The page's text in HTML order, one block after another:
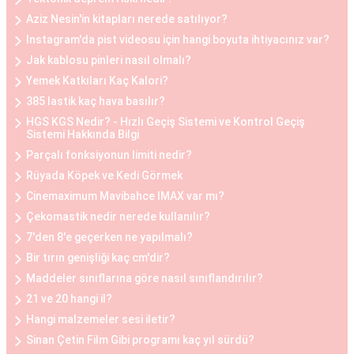
kadınlar, göğüs küçültme estetiğini tercih
edebilirler. Bu operasyon, göğüs dokusunun ve
yağın çıkarılması ile gerçekleştirilir. Göğüs
küçültme estetiği, sırt ve boyun ağrılarını
hafifletmek, postürü düzeltmek ve günlük yaşam
kalitesini artırmak isteyen kadınlar arasında
Göğüs Küçültme ve Büyütme Öncesi ve Sonrası
Göğüs estetiği operasyonları öncesinde ve
sonrasında belirli adımlar takip edilir. Operasyon
öncesinde, hasta ile detaylı bir görüşme yapılır,
beklentiler belirlenir ve uygun bir planlama yapılır.
Operasyon sonrasında ise hasta, iyileşme
sürecine uygun olarak belirli bir süre doktorun
önerdiği yönergeleri takip etmelidir. Her iki
Aziz Nesin'in kitapları nerede satılıyor?
Instagram'da pist videosu için hangi boyuta ihtiyacınız var?
Jak kablosu pinleri nasıl olmalı?
Yemek Katkıları Kaç Kalori?
385 lastik kaç hava basılır?
HGS KGS Nedir? - Hızlı Geçiş Sistemi ve Kontrol Geçiş
Sistemi Hakkında Bilgi
Parçalı fonksiyonun limiti nedir?
Rüyada Köpek ve Kedi Görmek
Cinemaximum Mavibahce IMAX var mı?
Çekomastik nedir nerede kullanılır?
7'den 8'e geçerken ne yapılmalı?
Bir tırın genişliği kaç cm'dir?
Maddeler sınıflarına göre nasıl sınıflandırılır?
21 ve 20 hangi il?
Hangi malzemeler sesi iletir?
Sinan Çetin Film Gibi programı kaç yıl sürdü?